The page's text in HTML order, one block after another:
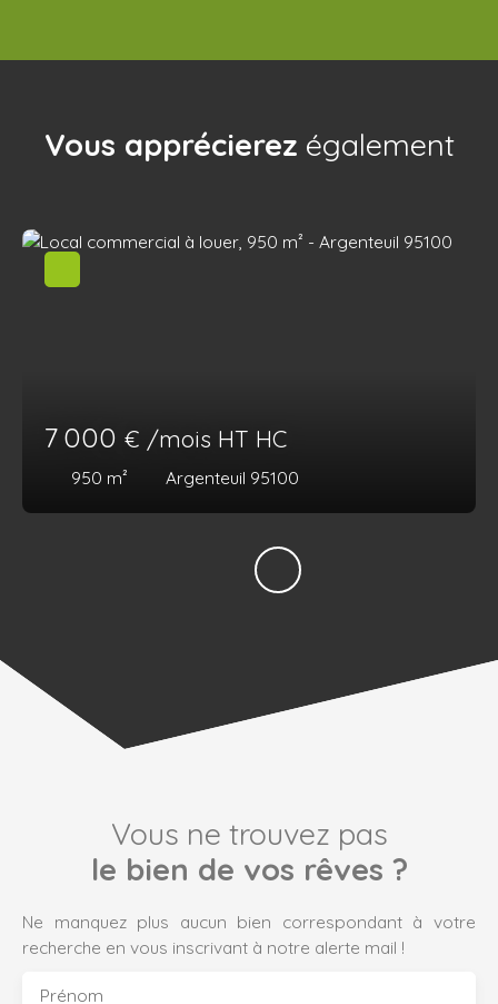
Vous apprécierez également
7 000 € /mois HT HC
950 m² Argenteuil 95100
Vous ne trouvez pas
le bien de vos rêves ?
Ne manquez plus aucun bien correspondant à votre
recherche en vous inscrivant à notre alerte mail !
Prénom